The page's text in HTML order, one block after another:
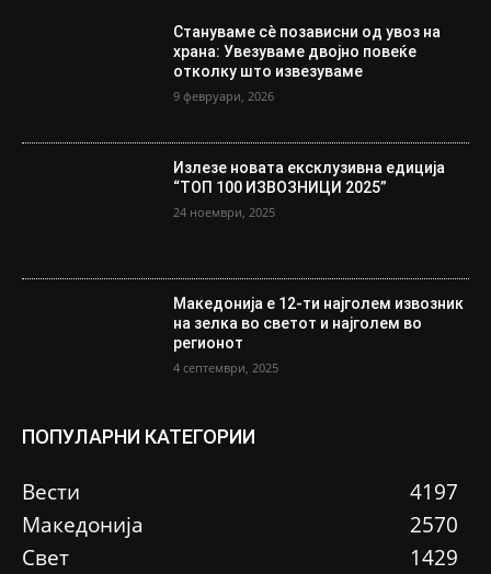
Стануваме сè позависни од увоз на
храна: Увезуваме двојно повеќе
отколку што извезуваме
9 февруари, 2026
Излезе новата ексклузивна едиција
“ТОП 100 ИЗВОЗНИЦИ 2025”
24 ноември, 2025
Македонија е 12-ти најголем извозник
на зелка во светот и најголем во
регионот
4 септември, 2025
ПОПУЛАРНИ КАТЕГОРИИ
Вести
4197
Македонија
2570
Свет
1429